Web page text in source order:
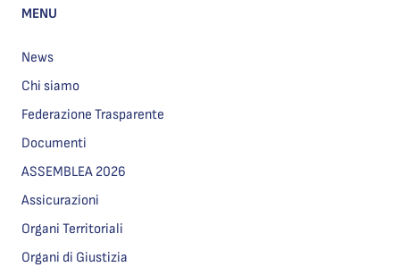
MENU
News
Chi siamo
Federazione Trasparente
Documenti
ASSEMBLEA 2026
Assicurazioni
Organi Territoriali
Organi di Giustizia